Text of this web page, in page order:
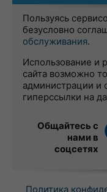
Пользуясь
безусловно
обслуживания.
Использование и
сайта возможно
администрации и
гиперссылки на
Общайтесь с
нами в
соцсетях
Политика